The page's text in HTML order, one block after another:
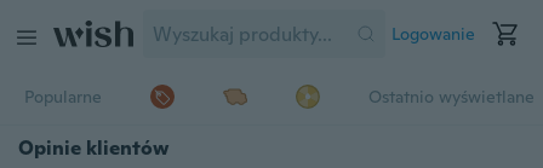
Logowanie
Popularne Ostatnio wyświetlane
Opinie klientów